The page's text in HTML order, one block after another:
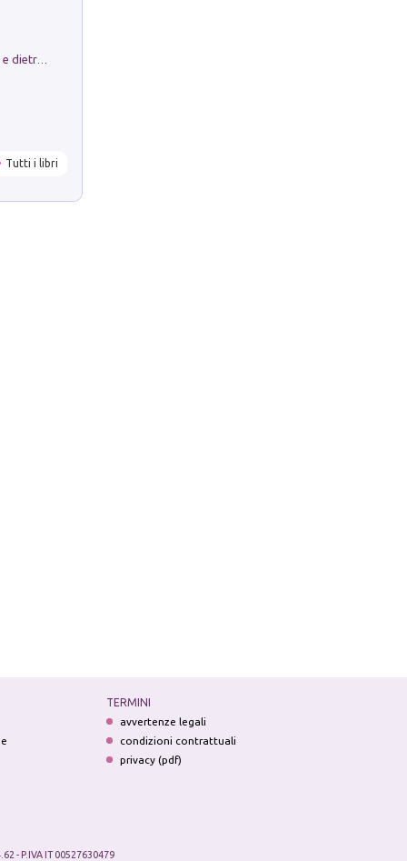
Tutti i libri
TERMINI
avvertenze legali
condizioni contrattuali
privacy (pdf)
- P.IVA IT 00527630479